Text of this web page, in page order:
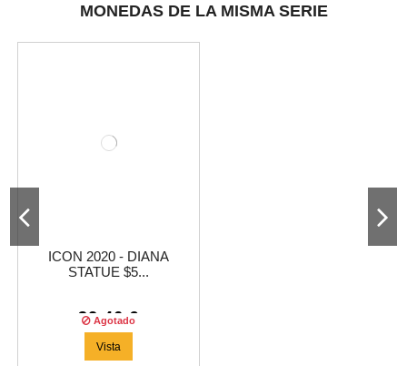
MONEDAS DE LA MISMA SERIE
ICON 2020 - DIANA
STATUE $5...
32,46 €
Agotado
Vista